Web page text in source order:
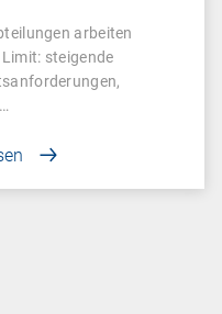
arbeiten
steigende